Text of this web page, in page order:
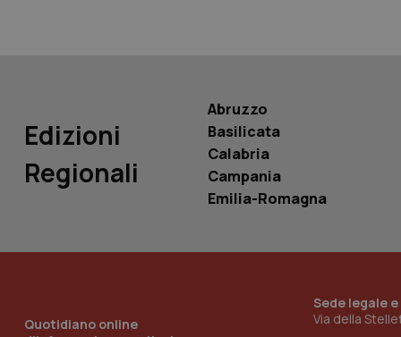
Edizioni
Regionali
Abruzzo
Basilicata
Calabria
Campania
Emilia-Romagna
Quotidiano online
Sede legale
Via della
__Secure-YNID
__Secure-